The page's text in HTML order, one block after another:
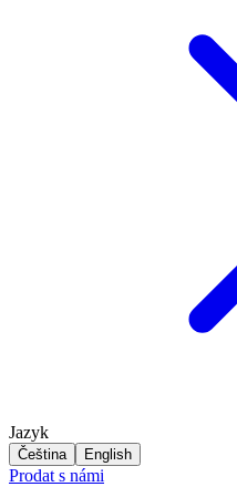
Jazyk
Čeština English
Prodat s námi